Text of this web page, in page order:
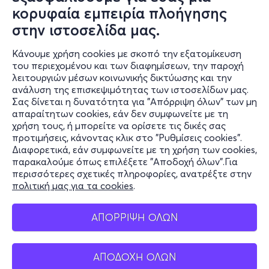
κορυφαία εμπειρία πλοήγησης
στην ιστοσελίδα μας.
Κάνουμε χρήση cookies με σκοπό την εξατομίκευση
του περιεχομένου και των διαφημίσεων, την παροχή
λειτουργιών μέσων κοινωνικής δικτύωσης και την
ανάλυση της επισκεψιμότητας των ιστοσελίδων μας.
Σας δίνεται η δυνατότητα για "Απόρριψη όλων" των μη
απαραίτητων cookies, εάν δεν συμφωνείτε με τη
χρήση τους, ή μπορείτε να ορίσετε τις δικές σας
προτιμήσεις, κάνοντας κλικ στο "Ρυθμίσεις cookies".
Διαφορετικά, εάν συμφωνείτε με τη χρήση των cookies,
παρακαλούμε όπως επιλέξετε "Αποδοχή όλων".Για
περισσότερες σχετικές πληροφορίες, ανατρέξτε στην
πολιτική μας για τα cookies.
ΑΠΟΡΡΙΨΗ ΟΛΩΝ
ΑΠΟΔΟΧΗ ΟΛΩΝ
of the Little Cycladic Islands
15:30-16:00Alma Libre, Hellenic Animal Rescue
Εγκλωβισμένη γάτα: τι αποφεύγουμε;
16:00-16:30
Plus2feet, Kατασκευή αναπηρικών
αμαξιδίων για ζώαΗ αναπηρία ως δεύτερη ευκαιρία
16:30-17:00Ελένη Ρακοπούλου, Hold my Paw
Κρατώντας το πατουσάκι τους μέχρι το τέλος
17:00-17.45Pet Interest - 1)ΣΙΣΣΥ ΖΟΥΡΝΑΤΖΗ 2)
ΝΙΚΟΣ ΣΚΙΑΣ""Η γάτα μας, ένας μικρός θεραπευτής
Ξηρά τροφή, παγίδα ή λύση για την διατροφή της γάτας
σου;"
-----------------------------------------------------------
-----------------------------------------------------------
--------------------------
Πληροφορίες
Υποστήριξη
Stay Connected
Mobile app